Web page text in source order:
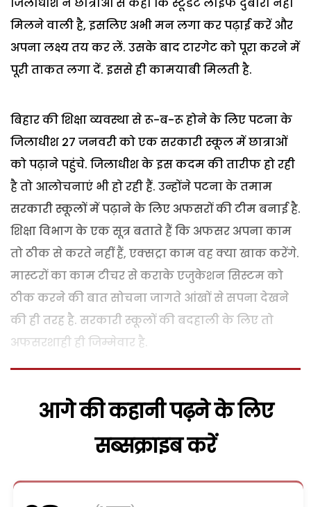
मिलने वाली है, इसलिए अभी मन लगा कर पढ़ाई करें और
अपना लक्ष्य तय कर लें. उसके बाद टारगेट को पूरा करने में
पूरी ताकत लगा दें. इससे ही कामयाबी मिलती है.
बिहार की शिक्षा व्यवस्था से रू-ब-रू होने के लिए पटना के
जिलाधीश 27 जनवरी को एक सरकारी स्कूल में छात्राओं
को पढ़ाने पहुंचे. जिलाधीश के इस कदम की तारीफ हो रही
है तो आलोचनाएं भी हो रही हैं. उन्होंने पटना के तमाम
सरकारी स्कूलों में पढ़ाने के लिए अफसरों की टीम बनाई है.
शिक्षा विभाग के एक सूत्र बताते हैं कि अफसर अपना काम
तो ठीक से करते नहीं हैं, एक्सट्रा काम वह क्या खाक करेंगे.
मास्टरों का काम टीचर से कराके एजुकेशन सिस्टम को
ठीक करने की बात सोचना जागते आंखों से सपना देखने
की ही तरह है. सरकारी स्कूलों की बदहाली के लिए तो
अफसरशाही ही जिम्मेवार है.
आगे की कहानी पढ़ने के लिए
सब्सक्राइब करें